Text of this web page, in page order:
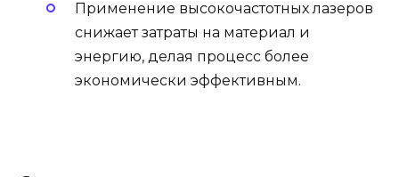
Применение высокочастотных лазеров
снижает затраты на материал и
энергию, делая процесс более
экономически эффективным.